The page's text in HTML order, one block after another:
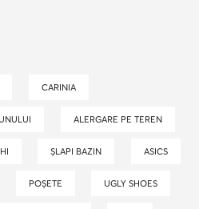
CARINIA
ALERGARE PE TEREN
ȘLAPI BAZIN ASICS
POȘETE UGLY SHOES